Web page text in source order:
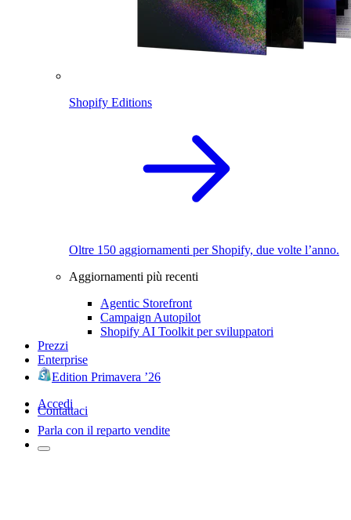
Shopify Editions
Oltre 150 aggiornamenti per Shopify, due volte l’anno.
Aggiornamenti più recenti
Agentic Storefront
Campaign Autopilot
Shopify AI Toolkit per sviluppatori
Prezzi
Enterprise
Edition Primavera ’26
Accedi
Contattaci
Parla con il reparto vendite